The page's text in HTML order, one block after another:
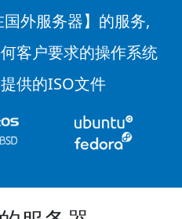
外服务器】的服务,
客户要求的操作系统
供的ISO文件